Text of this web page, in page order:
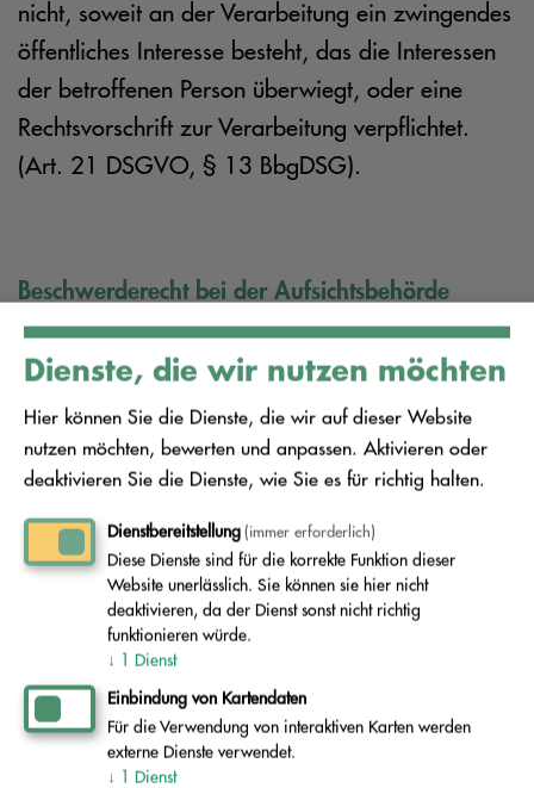
nicht, soweit an der Verarbeitung ein zwingendes
öffentliches Interesse besteht, das die Interessen
der betroffenen Person überwiegt, oder eine
Rechtsvorschrift zur Verarbeitung verpflichtet.
(Art. 21 DSGVO, § 13 BbgDSG).
Beschwerderecht bei der Aufsichtsbehörde
Sie haben gemäß Art. 77 DSGVO zudem das
Recht, sich bei der Aufsichtsbehörde zu
beschweren, wenn Sie der Ansicht sind, dass die
Verarbeitung Ihrer personenbezogenen Daten
nicht rechtmäßig erfolgt. Die Anschrift der
zuständigen Aufsichtsbehörde lautet:
Landesbeauftragte für den Datenschutz und für
das Recht auf Akteneinsicht, Stahnsdorfer Damm
77, 14532 Kleinmachnow.
Dienste, die wir nutzen möchten
Hier können Sie die Dienste, die wir auf dieser Website
nutzen möchten, bewerten und anpassen. Aktivieren oder
deaktivieren Sie die Dienste, wie Sie es für richtig halten.
Dienstbereitstellung(immer erforderlich)
Diese Dienste sind für die korrekte Funktion dieser
Website unerlässlich. Sie können sie hier nicht
deaktivieren, da der Dienst sonst nicht richtig
funktionieren würde.
↓ 1 Dienst
Einbindung von Kartendaten
Für die Verwendung von interaktiven Karten werden
externe Dienste verwendet.
↓ 1 Dienst